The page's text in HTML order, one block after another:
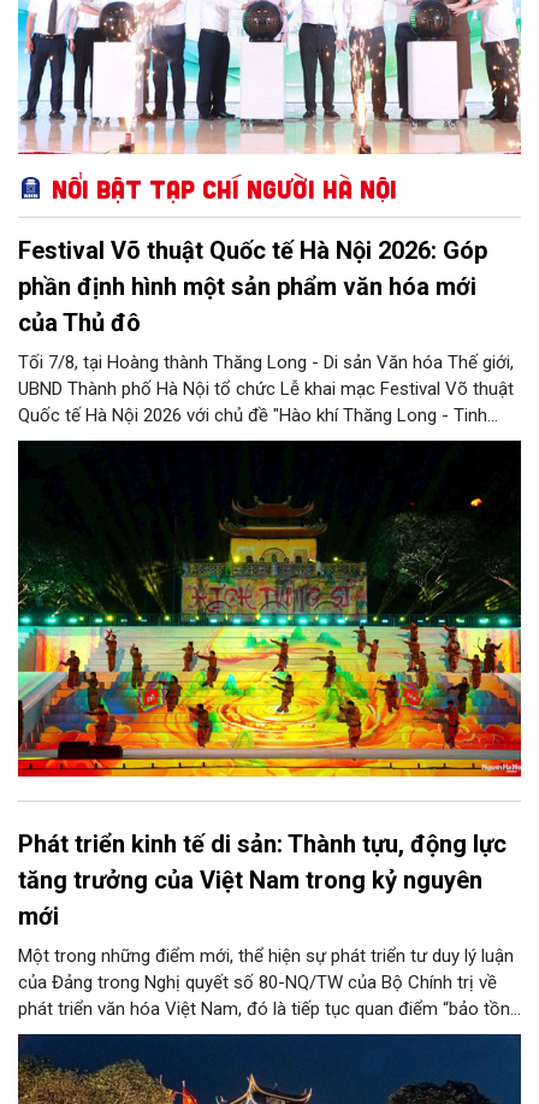
Nổi bật Tạp chí Người Hà Nội
Festival Võ thuật Quốc tế Hà Nội 2026: Góp
phần định hình một sản phẩm văn hóa mới
của Thủ đô
Tối 7/8, tại Hoàng thành Thăng Long - Di sản Văn hóa Thế giới,
UBND Thành phố Hà Nội tổ chức Lễ khai mạc Festival Võ thuật
Quốc tế Hà Nội 2026 với chủ đề "Hào khí Thăng Long - Tinh
hoa võ Việt". Lần đầu tiên được tổ chức, Festival đánh dấu
hóa - thể thao mang tầm quốc tế, góp phần tôn vinh truyền
thống thượng võ dân tộc, quảng bá hình ảnh Hà Nội và thúc đẩy
giao lưu văn hóa, thể thao với bạn bè thế giới.
Phát triển kinh tế di sản: Thành tựu, động lực
tăng trưởng của Việt Nam trong kỷ nguyên
mới
Một trong những điểm mới, thể hiện sự phát triển tư duy lý luận
của Đảng trong Nghị quyết số 80-NQ/TW của Bộ Chính trị về
phát triển văn hóa Việt Nam, đó là tiếp tục quan điểm “bảo tồn
và phát huy giá trị di sản văn hóa gắn kết với phát triển kinh tế -
xã hội và du lịch”; đồng thời, nâng lên một tầm cao mới: “phát
triển kinh tế di sản”.